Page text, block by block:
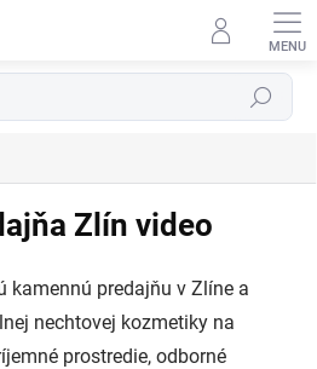
Hľadať
Zlín video
kamennú predajňu v Zlíne a
nechtovej kozmetiky na
prostredie, odborné